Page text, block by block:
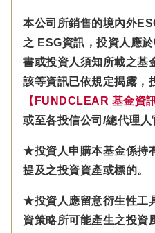
本公司所銷售的境內外
之 ESG資訊，投資人應
書或投資人須知所載之基
該等資訊已依規定揭露，
【FUNDCLEAR 基金資
或至各投信公司/總代理人
★投資人申購本基金係持
提及之投資資產或標的。
★投資人應留意衍生性工
資策略所可能產生之投資